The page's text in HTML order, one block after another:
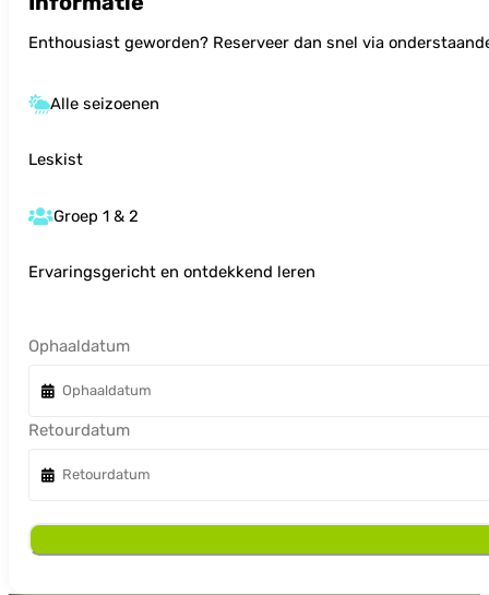
Enthousiast geworden? Reserveer dan snel via
Alle seizoenen
Leskist
Groep 1 & 2
Ervaringsgericht en ontdekkend leren
Ophaaldatum
Retourdatum